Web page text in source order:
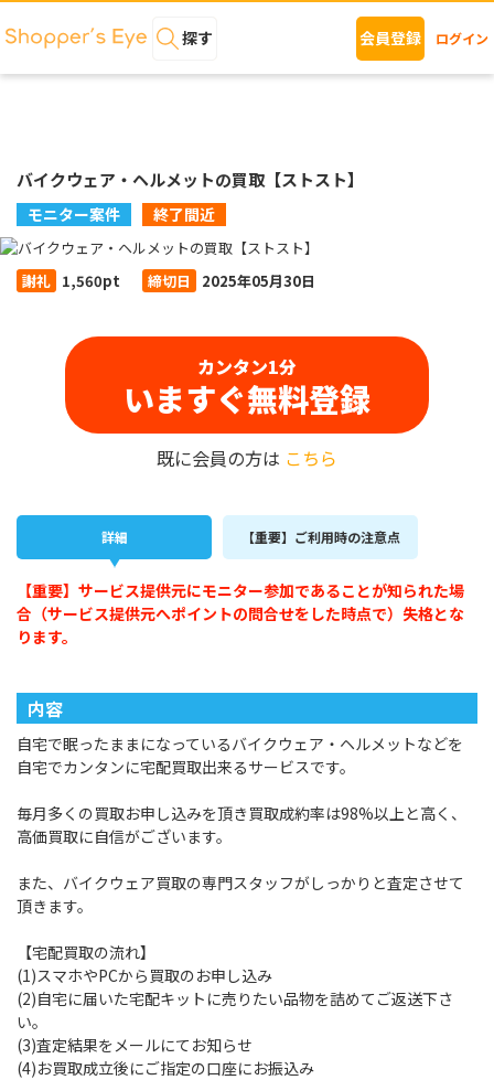
探す 会員登録 ログイン
バイクウェア・ヘルメットの買取【ストスト】
モニター案件 終了間近
謝礼 1,560pt 締切日 2025年05月30日
カンタン1分
いますぐ無料登録
既に会員の方は こちら
詳細 【重要】ご利用時の注意点
【重要】サービス提供元にモニター参加であることが知られた場
合（サービス提供元へポイントの問合せをした時点で）失格とな
ります。
内容
自宅で眠ったままになっているバイクウェア・ヘルメットなどを
自宅でカンタンに宅配買取出来るサービスです。
毎月多くの買取お申し込みを頂き買取成約率は98%以上と高く、
高価買取に自信がございます。
また、バイクウェア買取の専門スタッフがしっかりと査定させて
頂きます。
【宅配買取の流れ】
(1)スマホやPCから買取のお申し込み
(2)自宅に届いた宅配キットに売りたい品物を詰めてご返送下さ
い。
(3)査定結果をメールにてお知らせ
(4)お買取成立後にご指定の口座にお振込み